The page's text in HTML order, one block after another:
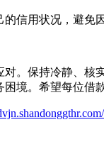
信用状况，避免
。保持冷静、
境。希望每位借